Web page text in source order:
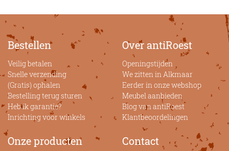
Bestellen
Veilig betalen
Snelle verzending
(Gratis) ophalen
Bestelling terug sturen
Heb ik garantie?
Inrichting voor winkels
Over antiRoest
Openingstijden
We zitten in Alkmaar
Eerder in onze webshop
Meubel aanbieden
Blog van antiRoest
Klantbeoordelingen
Onze producten Contact